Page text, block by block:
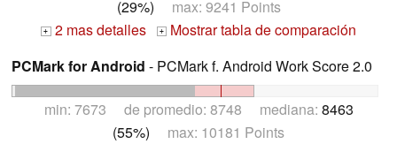
(29%) max: 9241 Points
+ 2 mas detalles +
Mostrar tabla de comparación
PCMark for Android - PCMark f. Android Work Score 2.0
min: 7673 de promedio: 8748 mediana: 8463
(55%) max: 10181 Points